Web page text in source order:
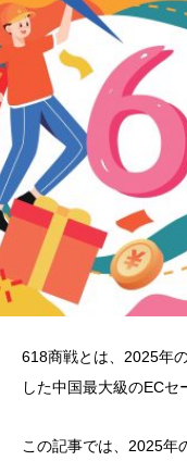
618商戦とは、2025年
した中国最大級のECセ
この記事では、2025年